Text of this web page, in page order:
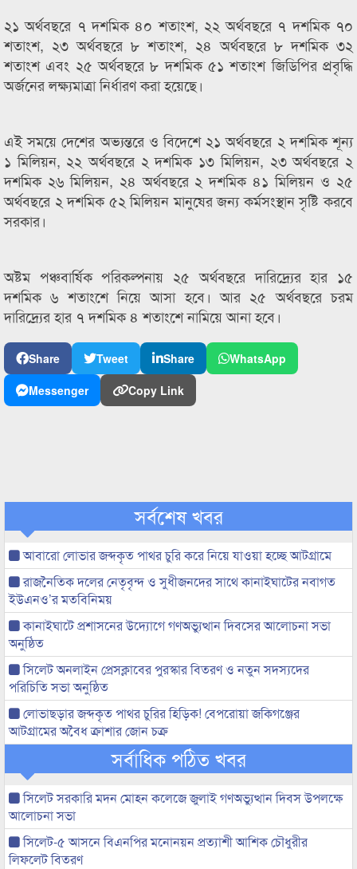
২১ অর্থবছরে ৭ দশমিক ৪০ শতাংশ, ২২ অর্থবছরে ৭ দশমিক ৭০
শতাংশ, ২৩ অর্থবছরে ৮ শতাংশ, ২৪ অর্থবছরে ৮ দশমিক ৩২
শতাংশ এবং ২৫ অর্থবছরে ৮ দশমিক ৫১ শতাংশ জিডিপির প্রবৃদ্ধি
অর্জনের লক্ষ্যমাত্রা নির্ধারণ করা হয়েছে।
এই সময়ে দেশের অভ্যন্তরে ও বিদেশে ২১ অর্থবছরে ২ দশমিক শূন্য
১ মিলিয়ন, ২২ অর্থবছরে ২ দশমিক ১৩ মিলিয়ন, ২৩ অর্থবছরে ২
দশমিক ২৬ মিলিয়ন, ২৪ অর্থবছরে ২ দশমিক ৪১ মিলিয়ন ও ২৫
অর্থবছরে ২ দশমিক ৫২ মিলিয়ন মানুষের জন্য কর্মসংস্থান সৃষ্টি করবে
সরকার।
অষ্টম পঞ্চবার্ষিক পরিকল্পনায় ২৫ অর্থবছরে দারিদ্র্যের হার ১৫
দশমিক ৬ শতাংশে নিয়ে আসা হবে। আর ২৫ অর্থবছরে চরম
দারিদ্র্যের হার ৭ দশমিক ৪ শতাংশে নামিয়ে আনা হবে।
Share Tweet Share
WhatsApp
Messenger
Copy Link
সর্বশেষ খবর
আবারো লোভার জব্দকৃত পাথর চুরি করে নিয়ে যাওয়া হচ্ছে আটগ্রামে
রাজনৈতিক দলের নেতৃবৃন্দ ও সুধীজনদের সাথে কানাইঘাটের নবাগত
ইউএনও’র মতবিনিময়
কানাইঘাটে প্রশাসনের উদ্যোগে গণঅভ্যুত্থান দিবসের আলোচনা সভা
অনুষ্ঠিত
সিলেট অনলাইন প্রেসক্লাবের পুরস্কার বিতরণ ও নতুন সদস্যদের
পরিচিতি সভা অনুষ্ঠিত
লোভাছড়ার জব্দকৃত পাথর চুরির হিড়িক! বেপরোয়া জকিগঞ্জের
আটগ্রামের অবৈধ ক্রাশার জোন চক্র
সর্বাধিক পঠিত খবর
সিলেট সরকারি মদন মোহন কলেজে জুলাই গণঅভ্যুত্থান দিবস উপলক্ষে
আলোচনা সভা
সিলেট-৫ আসনে বিএনপির মনোনয়ন প্রত্যাশী আশিক চৌধুরীর
লিফলেট বিতরণ